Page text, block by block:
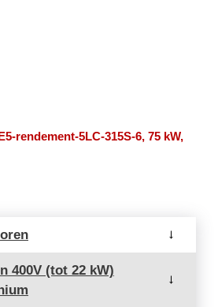
→
400V (tot 22 kW)
→
rendement-5LC-315S-6, 75 kW,